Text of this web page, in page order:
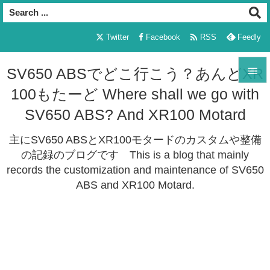


メニュ
サイド

Twitter Facebook  RSS Feedly
SV650 ABSでどこ行こう？あんどXR
100もたーど Where shall we go with
SV650 ABS? And XR100 Motard
主にSV650 ABSとXR100モタードのカスタムや整備
の記録のブログです This is a blog that mainly
records the customization and maintenance of SV650
ABS and XR100 Motard.